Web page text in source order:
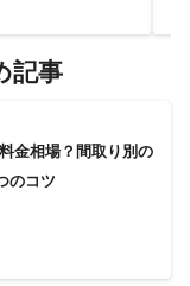
記事
金相場？間取り別の
のコツ